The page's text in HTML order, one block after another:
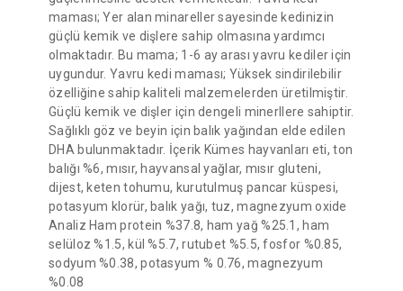
maması; Yer alan minareller sayesinde kedinizin
güçlü kemik ve dişlere sahip olmasına yardımcı
olmaktadır. Bu mama; 1-6 ay arası yavru kediler için
uygundur. Yavru kedi maması; Yüksek sindirilebilir
özelliğine sahip kaliteli malzemelerden üretilmiştir.
Güçlü kemik ve dişler için dengeli minerllere sahiptir.
Sağlıklı göz ve beyin için balık yağından elde edilen
DHA bulunmaktadır. İçerik Kümes hayvanları eti, ton
balığı %6, mısır, hayvansal yağlar, mısır gluteni,
dijest, keten tohumu, kurutulmuş pancar küspesi,
potasyum klorür, balık yağı, tuz, magnezyum oxide
Analiz Ham protein %37.8, ham yağ %25.1, ham
selüloz %1.5, kül %5.7, rutubet %5.5, fosfor %0.85,
sodyum %0.38, potasyum % 0.76, magnezyum
%0.08